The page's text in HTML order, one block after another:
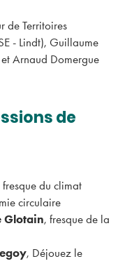
de Territoires
- Lindt), Guillaume
Arnaud Domergue
de
fresque du climat
circulaire
Glotain, fresque de la
, Déjouez le